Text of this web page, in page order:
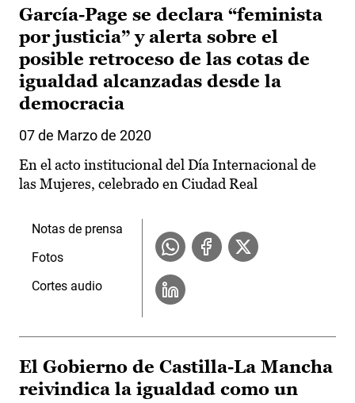
García-Page se declara “feminista
por justicia” y alerta sobre el
posible retroceso de las cotas de
igualdad alcanzadas desde la
democracia
07 de Marzo de 2020
En el acto institucional del Día Internacional de
las Mujeres, celebrado en Ciudad Real
Notas de prensa
Fotos
Cortes audio
El Gobierno de Castilla-La Mancha
reivindica la igualdad como un